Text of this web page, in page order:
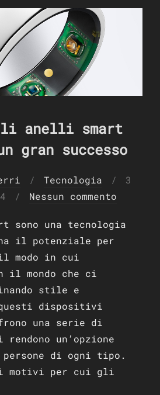
anelli smart
gran successo
Tecnologia
3
Nessun commento
sono una tecnologia
ha il potenziale per
modo in cui
il mondo che ci
stile e
dispositivi
una serie di
un’opzione
di ogni tipo.
motivi per cui gli